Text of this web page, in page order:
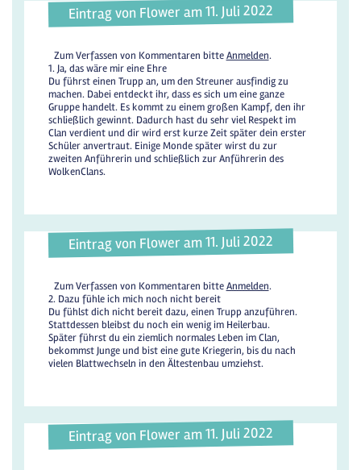
Eintrag von Flower am 11. Juli 2022
Zum Verfassen von Kommentaren bitteAnmelden.
1. Ja, das wäre mir eine Ehre
Du führst einen Trupp an, um den Streuner ausfindig zu
machen. Dabei entdeckt ihr, dass es sich um eine ganze
Gruppe handelt. Es kommt zu einem großen Kampf, den ihr
schließlich gewinnt. Dadurch hast du sehr viel Respekt im
Clan verdient und dir wird erst kurze Zeit später dein erster
Schüler anvertraut. Einige Monde später wirst du zur
zweiten Anführerin und schließlich zur Anführerin des
WolkenClans.
Eintrag von Flower am 11. Juli 2022
Zum Verfassen von Kommentaren bitteAnmelden.
2. Dazu fühle ich mich noch nicht bereit
Du fühlst dich nicht bereit dazu, einen Trupp anzuführen.
Stattdessen bleibst du noch ein wenig im Heilerbau.
Später führst du ein ziemlich normales Leben im Clan,
bekommst Junge und bist eine gute Kriegerin, bis du nach
vielen Blattwechseln in den Ältestenbau umziehst.
Eintrag von Flower am 11. Juli 2022